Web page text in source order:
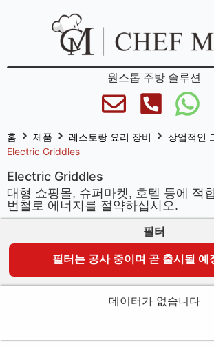
원스톱 주방 솔루션
Electric Griddles
홈 제품 레스토랑 요리 장비
상업적인
Electric Griddles
대형 쇼핑몰, 슈퍼마켓, 호텔 등에 적
번철로 에너지를 절약하십시오.
필터
필터는 공사 중이며 곧 출시될 예
데이터가 없습니다